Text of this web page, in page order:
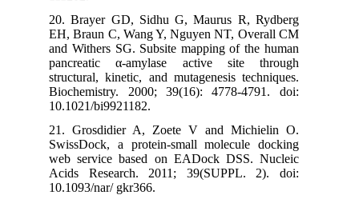
20. Brayer GD, Sidhu G, Maurus R, Rydberg
EH, Braun C, Wang Y, Nguyen NT, Overall CM
and Withers SG. Subsite mapping of the human
pancreatic α-amylase active site through
structural, kinetic, and mutagenesis techniques.
Biochemistry. 2000; 39(16): 4778-4791. doi:
10.1021/bi9921182.
21. Grosdidier A, Zoete V and Michielin O.
SwissDock, a protein-small molecule docking
web service based on EADock DSS. Nucleic
Acids Research. 2011; 39(SUPPL. 2). doi:
10.1093/nar/ gkr366.